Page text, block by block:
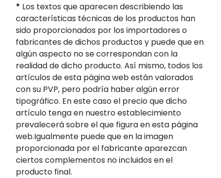
* Los textos que aparecen describiendo las
características técnicas de los productos han
sido proporcionados por los importadores o
fabricantes de dichos productos y puede que en
algún aspecto no se correspondan con la
realidad de dicho producto. Así mismo, todos los
artículos de esta página web están valorados
con su PVP, pero podría haber algún error
tipográfico. En este caso el precio que dicho
artículo tenga en nuestro establecimiento
prevalecerá sobre el que figura en esta página
web.Igualmente puede que en la imagen
proporcionada por el fabricante aparezcan
ciertos complementos no incluidos en el
producto final.